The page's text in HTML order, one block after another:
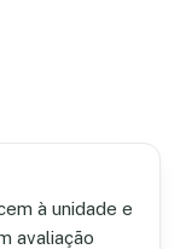
à unidade e
avaliação